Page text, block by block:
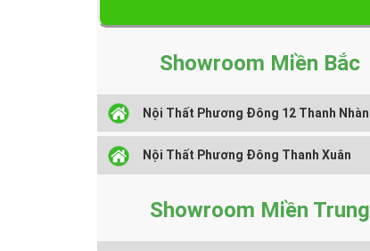
Showroom Miền Bắc
Nội Thất Phương Đông 12 Thanh Nhàn
Nội Thất Phương Đông Thanh Xuân
Showroom Miền Trung